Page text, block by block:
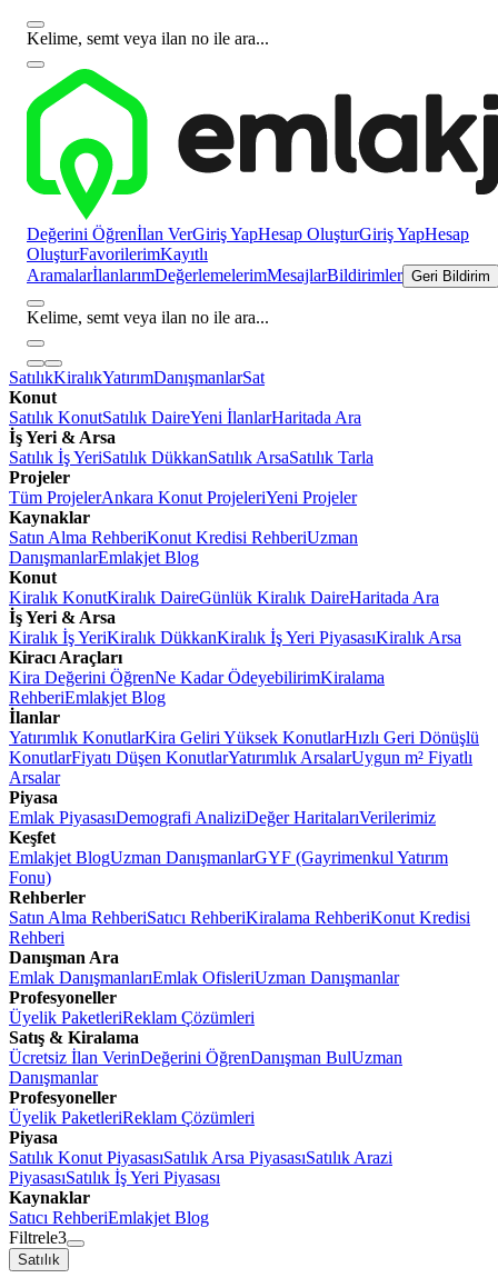
Kelime, semt veya ilan no ile ara...
Değerini Öğrenİlan VerGiriş YapHesap OluşturGiriş YapHesap
OluşturFavorilerimKayıtlı
AramalarİlanlarımDeğerlemelerimMesajlarBildirimler Geri Bildirim
Kelime, semt veya ilan no ile ara...
SatılıkKiralıkYatırımDanışmanlarSat
Konut
Satılık KonutSatılık DaireYeni İlanlarHaritada Ara
İş Yeri & Arsa
Satılık İş YeriSatılık DükkanSatılık ArsaSatılık Tarla
Projeler
Tüm ProjelerAnkara Konut ProjeleriYeni Projeler
Kaynaklar
Satın Alma RehberiKonut Kredisi RehberiUzman
DanışmanlarEmlakjet Blog
Konut
Kiralık KonutKiralık DaireGünlük Kiralık DaireHaritada Ara
İş Yeri & Arsa
Kiralık İş YeriKiralık DükkanKiralık İş Yeri PiyasasıKiralık Arsa
Kiracı Araçları
Kira Değerini ÖğrenNe Kadar ÖdeyebilirimKiralama
RehberiEmlakjet Blog
İlanlar
Yatırımlık KonutlarKira Geliri Yüksek KonutlarHızlı Geri Dönüşlü
KonutlarFiyatı Düşen KonutlarYatırımlık ArsalarUygun m² Fiyatlı
Arsalar
Piyasa
Emlak PiyasasıDemografi AnaliziDeğer HaritalarıVerilerimiz
Keşfet
Emlakjet BlogUzman DanışmanlarGYF (Gayrimenkul Yatırım
Fonu)
Rehberler
Satın Alma RehberiSatıcı RehberiKiralama RehberiKonut Kredisi
Rehberi
Danışman Ara
Emlak DanışmanlarıEmlak OfisleriUzman Danışmanlar
Profesyoneller
Üyelik PaketleriReklam Çözümleri
Satış & Kiralama
Ücretsiz İlan VerinDeğerini ÖğrenDanışman BulUzman
Danışmanlar
Profesyoneller
Üyelik PaketleriReklam Çözümleri
Piyasa
Satılık Konut PiyasasıSatılık Arsa PiyasasıSatılık Arazi
PiyasasıSatılık İş Yeri Piyasası
Kaynaklar
Satıcı RehberiEmlakjet Blog
Filtrele3
Satılık